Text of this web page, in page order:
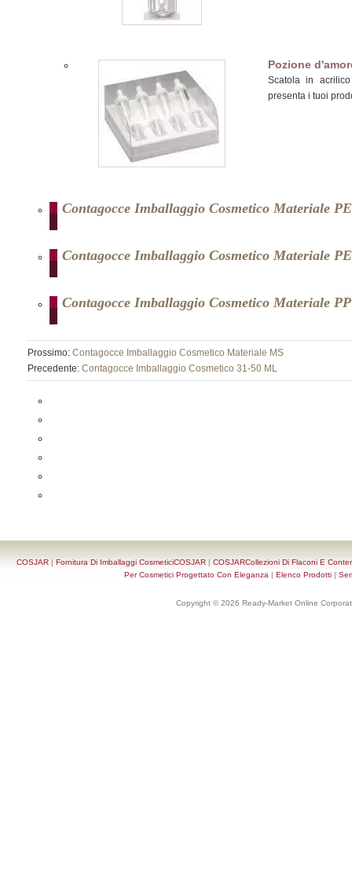
Pozione
Scatola in
presenta i tuoi
Contagocce Imballaggio Cosmetico Materiale
Contagocce Imballaggio Cosmetico Materiale
Contagocce Imballaggio Cosmetico Materiale PP
Prossimo: Contagocce Imballaggio Cosmetico Materiale MS
Precedente: Contagocce Imballaggio Cosmetico 31-50 ML
COSJAR | Fornitura Di Imballaggi CosmeticiCOSJAR | COSJARCollezioni Di Flaconi E
Per Cosmetici Progettato Con Eleganza | Elenco Prodotti|
Copyright © 2026 Ready-Market Online